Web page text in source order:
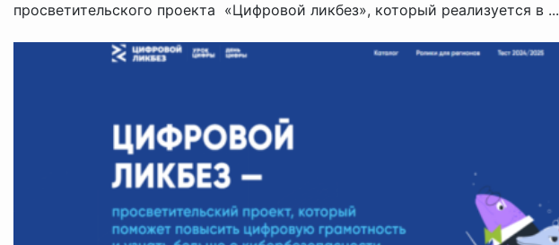
просветительского проекта «Цифровой ликбез», который реализуется в ...